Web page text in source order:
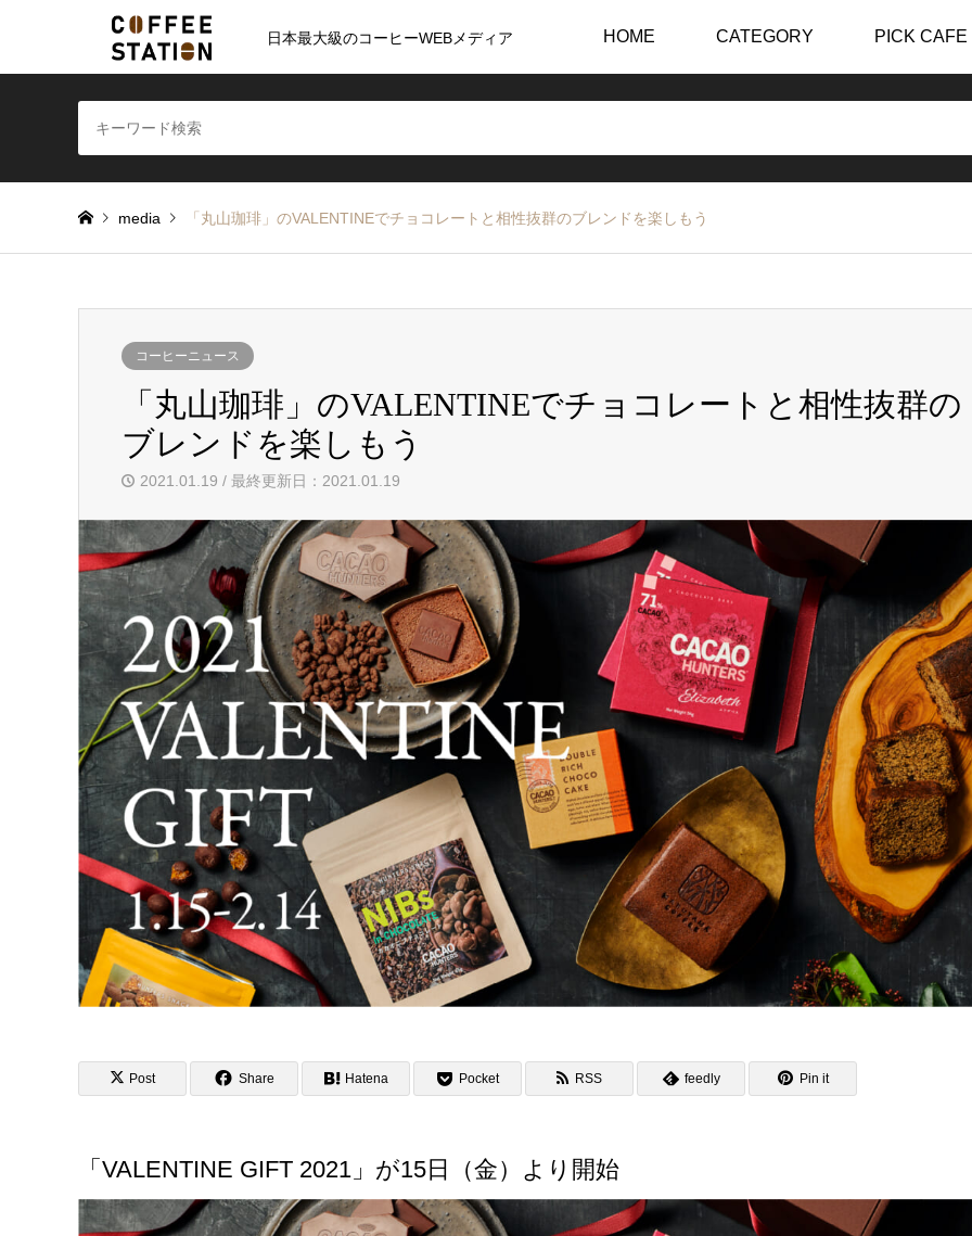
日本最大級のコーヒーWEBメディア HOME CATEGORY PICK CAFE
media 「丸山珈琲」のVALENTINEでチョコレートと相性抜群のブレンドを楽しもう
コーヒーニュース
「丸山珈琲」のVALENTINEでチョコレートと相性抜群の
ブレンドを楽しもう
2021.01.19 / 最終更新日：2021.01.19
Post Share Hatena Pocket RSS feedly Pin it
「VALENTINE GIFT 2021」が15日（金）より開始